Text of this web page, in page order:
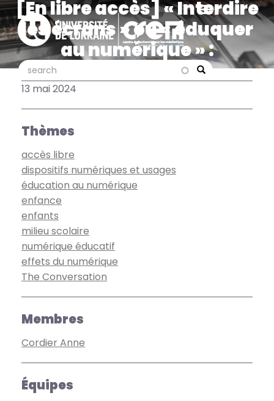
Aller
au
contenu
principal
Search
search search
[En libre accès] « Interdire
les écrans » ou « éduquer
au numérique » :
l’insoutenable
alternative. Anne Cordier
sur The Conversation
13 mai 2024
Thèmes
accès libre
dispositifs numériques et usages
éducation au numérique
enfance
enfants
milieu scolaire
numérique éducatif
effets du numérique
The Conversation
Membres
Cordier Anne
Équipes